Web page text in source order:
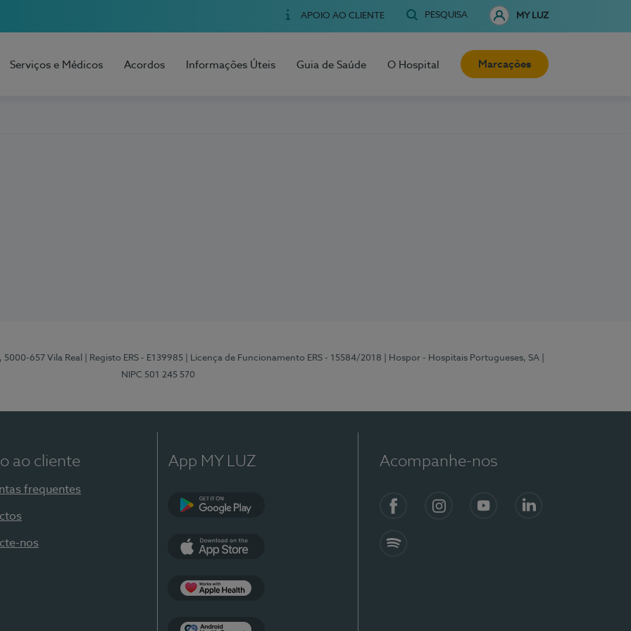
APOIO AO CLIENTE PESQUISA MY LUZ
Serviços e Médicos Acordos Informações Úteis Guia de Saúde O Hospital Marcações
5000-657 Vila Real | Registo ERS - E139985 | Licença de Funcionamento ERS - 15584/2018 | Hospor - Hospitais Portugueses, SA
NIPC 501 245 570
ao cliente
frequentes
nos
App MY LUZ Acompanhe-nos